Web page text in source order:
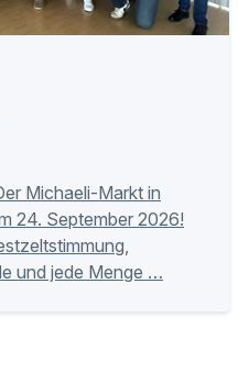
Michaeli-Markt in
24. September 2026!
und jede Menge …